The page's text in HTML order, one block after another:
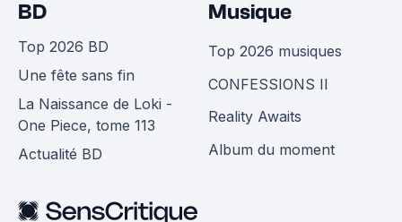
BD
Top 2026 BD
Une fête sans fin
La Naissance de Loki -
One Piece, tome 113
Actualité BD
Musique
Top 2026 musiques
CONFESSIONS II
Reality Awaits
Album du moment